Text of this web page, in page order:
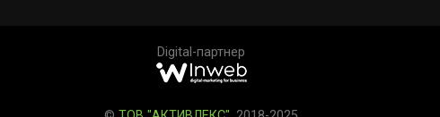
Digital-партнер